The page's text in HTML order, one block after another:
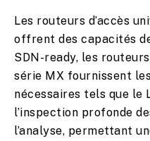
Les routeurs d’accès
offrent des capacités
SDN-ready, les
série MX fournissent
nécessaires tels que le
l’inspection profonde
l’analyse, permettant